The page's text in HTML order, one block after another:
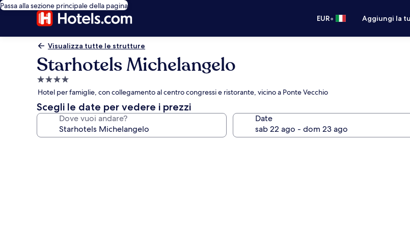
Passa alla sezione principale della pagina
EUR• Aggiungi la
Visualizza tutte le strutture
Starhotels Michelangelo
Struttura
a
4.0
stelle
Hotel per famiglie, con collegamento al centro congressi e ristorante, vicino a Ponte Vecchio
Scegli le date per vedere i prezzi
Dove vuoi andare? Date